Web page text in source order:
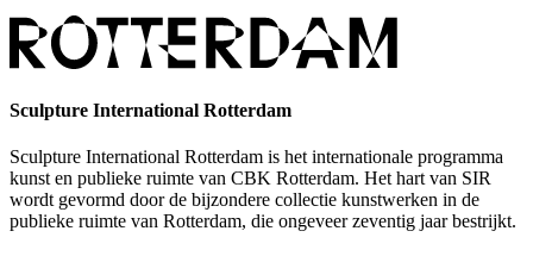
Sculpture International Rotterdam
Sculpture International Rotterdam is het internationale programma
kunst en publieke ruimte van CBK Rotterdam. Het hart van SIR
wordt gevormd door de bijzondere collectie kunstwerken in de
publieke ruimte van Rotterdam, die ongeveer zeventig jaar bestrijkt.